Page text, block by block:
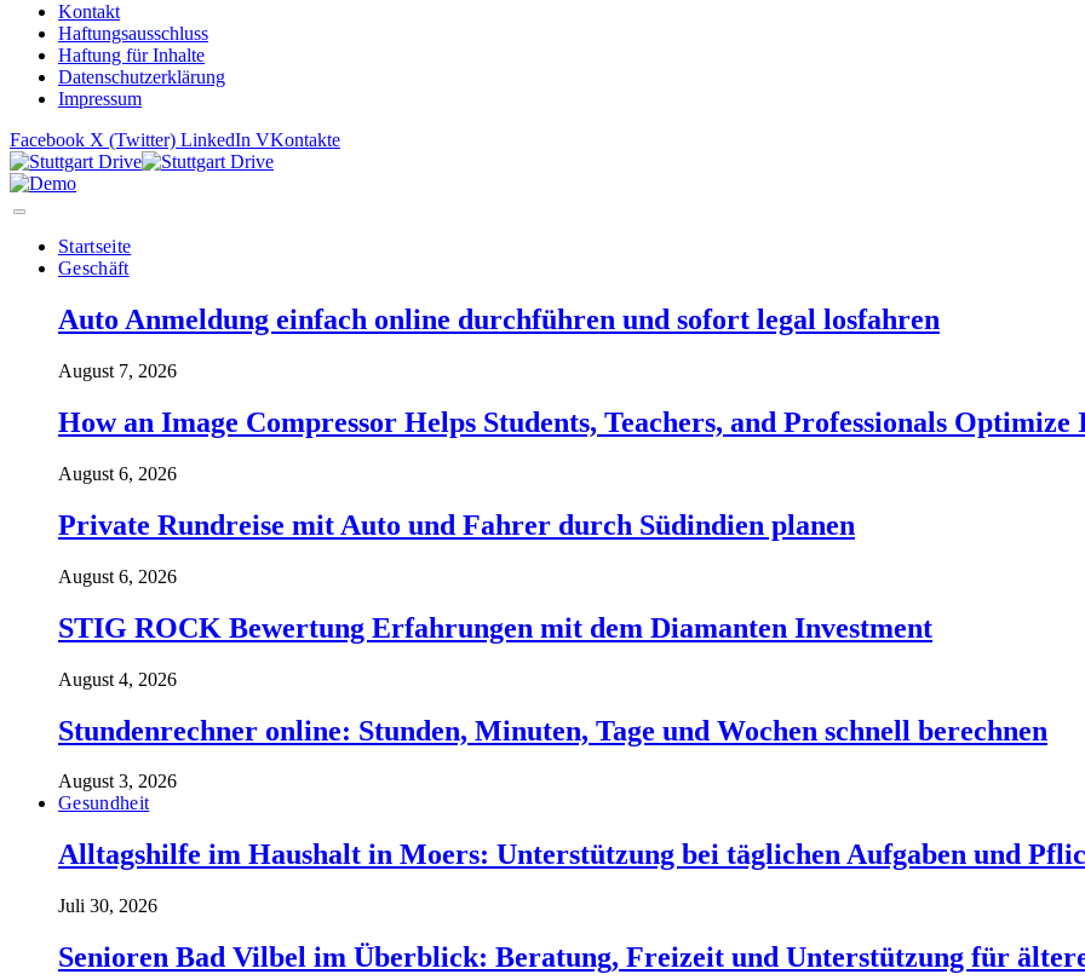
Kontakt
Haftungsausschluss
Haftung für Inhalte
Datenschutzerklärung
Impressum
Facebook X (Twitter) LinkedIn VKontakte
Startseite
Geschäft
Auto Anmeldung einfach online durchführen und sofort legal losfahren
August 7, 2026
How an Image Compressor Helps Students, Teachers, and Professionals Optimize
August 6, 2026
Private Rundreise mit Auto und Fahrer durch Südindien planen
August 6, 2026
STIG ROCK Bewertung Erfahrungen mit dem Diamanten Investment
August 4, 2026
Stundenrechner online: Stunden, Minuten, Tage und Wochen schnell berechnen
August 3, 2026
Gesundheit
Alltagshilfe im Haushalt in Moers: Unterstützung bei täglichen Aufgaben und
Juli 30, 2026
Senioren Bad Vilbel im Überblick: Beratung, Freizeit und Unterstützung für